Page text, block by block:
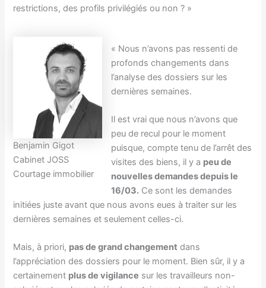
restrictions, des profils privilégiés ou non ? »
Benjamin Gigot
Cabinet JOSS
Courtage immobilier
« Nous n’avons pas ressenti de
profonds changements dans
l’analyse des dossiers sur les
dernières semaines.
Il est vrai que nous n’avons que
peu de recul pour le moment
puisque, compte tenu de l’arrêt des
visites des biens, il y a peu de
nouvelles demandes depuis le
16/03. Ce sont les demandes
initiées juste avant que nous avons eues à traiter sur les
dernières semaines et seulement celles-ci.
Mais, à priori, pas de grand changement dans
l’appréciation des dossiers pour le moment. Bien sûr, il y a
certainement plus de vigilance sur les travailleurs non-